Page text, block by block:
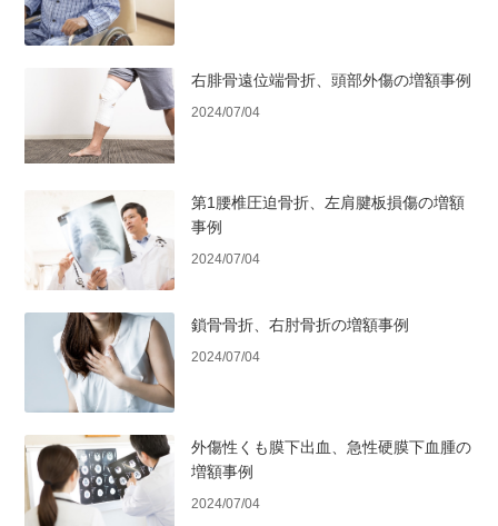
右腓骨遠位端骨折、頭部外傷の増額事例
2024/07/04
第1腰椎圧迫骨折、左肩腱板損傷の増額
事例
2024/07/04
鎖骨骨折、右肘骨折の増額事例
2024/07/04
外傷性くも膜下出血、急性硬膜下血腫の
増額事例
2024/07/04